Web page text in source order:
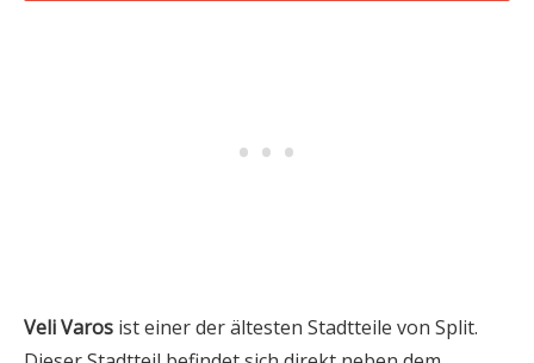
Veli Varos ist einer der ältesten Stadtteile von Split.